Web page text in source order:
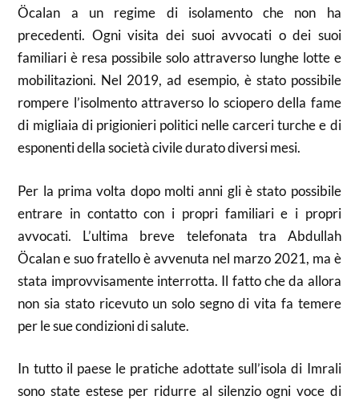
Öcalan a un regime di isolamento che non ha
precedenti. Ogni visita dei suoi avvocati o dei suoi
familiari è resa possibile solo attraverso lunghe lotte e
mobilitazioni. Nel 2019, ad esempio, è stato possibile
rompere l’isolmento attraverso lo sciopero della fame
di migliaia di prigionieri politici nelle carceri turche e di
esponenti della società civile durato diversi mesi.
Per la prima volta dopo molti anni gli è stato possibile
entrare in contatto con i propri familiari e i propri
avvocati. L’ultima breve telefonata tra Abdullah
Öcalan e suo fratello è avvenuta nel marzo 2021, ma è
stata improvvisamente interrotta. Il fatto che da allora
non sia stato ricevuto un solo segno di vita fa temere
per le sue condizioni di salute.
In tutto il paese le pratiche adottate sull’isola di Imrali
sono state estese per ridurre al silenzio ogni voce di